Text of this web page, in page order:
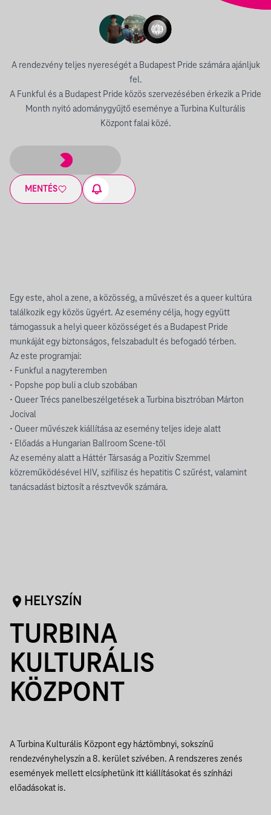
A rendezvény teljes nyereségét a Budapest Pride számára ajánljuk
fel.
A Funkful és a Budapest Pride közös szervezésében érkezik a Pride
Month nyitó adománygyűjtő eseménye a Turbina Kulturális
Központ falai közé.
MENTÉS
Egy este, ahol a zene, a közösség, a művészet és a queer kultúra
találkozik egy közös ügyért. Az esemény célja, hogy együtt
támogassuk a helyi queer közösséget és a Budapest Pride
munkáját egy biztonságos, felszabadult és befogadó térben.
Az este programjai:
• Funkful a nagyteremben
• Popshe pop buli a club szobában
• Queer Trécs panelbeszélgetések a Turbina bisztróban Márton
Jocival
• Queer művészek kiállítása az esemény teljes ideje alatt
• Előadás a Hungarian Ballroom Scene-től
Az esemény alatt a Háttér Társaság a Pozitív Szemmel
közreműködésével HIV, szifilisz és hepatitis C szűrést, valamint
tanácsadást biztosít a résztvevők számára.
HELYSZÍN
TURBINA
KULTURÁLIS
KÖZPONT
A Turbina Kulturális Központ egy háztömbnyi, sokszínű
rendezvényhelyszín a 8. kerület szívében. A rendszeres zenés
események mellett elcsíphetünk itt kiállításokat és színházi
előadásokat is.